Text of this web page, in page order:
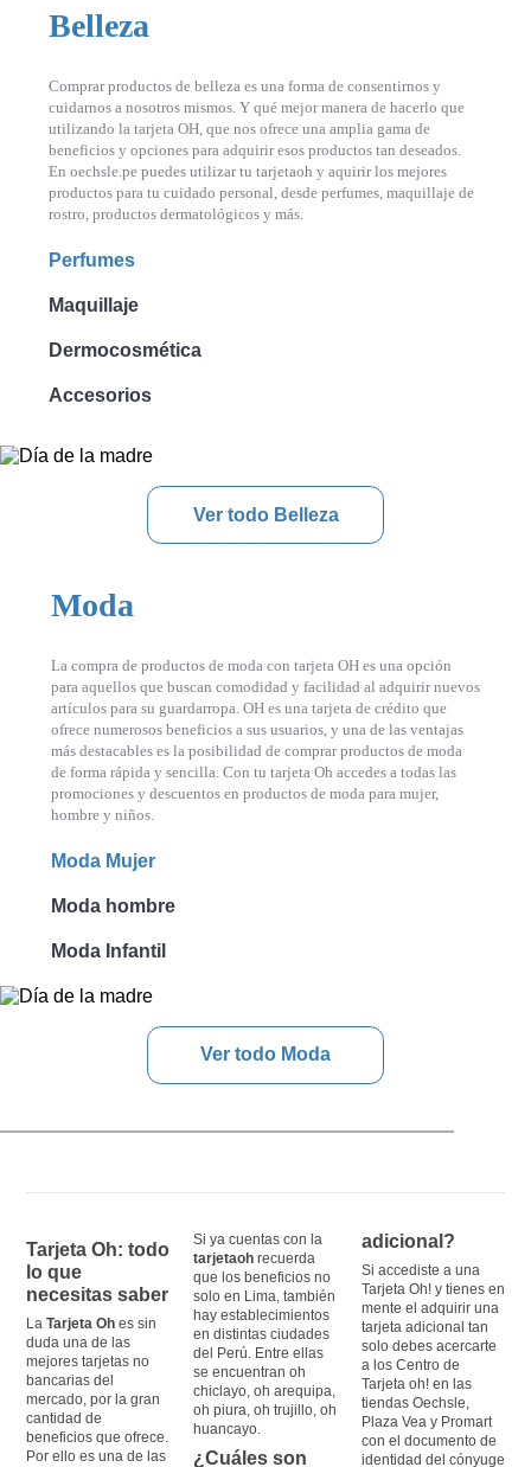
Belleza
Comprar productos de belleza es una forma de consentirnos y
cuidarnos a nosotros mismos. Y qué mejor manera de hacerlo que
utilizando la tarjeta OH, que nos ofrece una amplia gama de
beneficios y opciones para adquirir esos productos tan deseados.
En oechsle.pe puedes utilizar tu tarjetaoh y aquirir los mejores
productos para tu cuidado personal, desde perfumes, maquillaje de
rostro, productos dermatológicos y más.
Perfumes
Maquillaje
Dermocosmética
Accesorios
Ver todo Belleza
Moda
La compra de productos de moda con tarjeta OH es una opción
para aquellos que buscan comodidad y facilidad al adquirir nuevos
artículos para su guardarropa. OH es una tarjeta de crédito que
ofrece numerosos beneficios a sus usuarios, y una de las ventajas
más destacables es la posibilidad de comprar productos de moda
de forma rápida y sencilla. Con tu tarjeta Oh accedes a todas las
promociones y descuentos en productos de moda para mujer,
hombre y niños.
Moda Mujer
Moda hombre
Moda Infantil
Ver todo Moda
Tarjeta Oh: todo
lo que
necesitas saber
LaTarjeta Oh es sin
duda una de las
mejores tarjetas no
bancarias del
mercado, por la gran
cantidad de
beneficios que ofrece.
Por ello es una de las
Si ya cuentas con la
tarjetaoh recuerda
que los beneficios no
solo en Lima, también
hay establecimientos
en distintas ciudades
del Perú. Entre ellas
se encuentran oh
chiclayo, oh arequipa,
oh piura, oh trujillo, oh
huancayo.
¿Cuáles son
adicional?
Si accediste a una
Tarjeta Oh! y tienes en
mente el adquirir una
tarjeta adicional tan
solo debes acercarte
a los Centro de
Tarjeta oh! en las
tiendas Oechsle,
Plaza Vea y Promart
con el documento de
identidad del cónyuge